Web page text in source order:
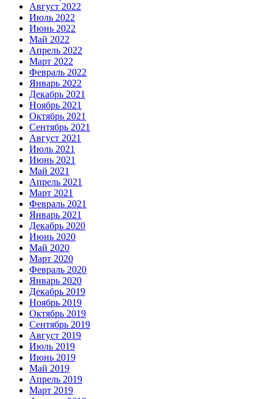
Август 2022
Июль 2022
Июнь 2022
Май 2022
Апрель 2022
Март 2022
Февраль 2022
Январь 2022
Декабрь 2021
Ноябрь 2021
Октябрь 2021
Сентябрь 2021
Август 2021
Июль 2021
Июнь 2021
Май 2021
Апрель 2021
Март 2021
Февраль 2021
Январь 2021
Декабрь 2020
Июнь 2020
Май 2020
Март 2020
Февраль 2020
Январь 2020
Декабрь 2019
Ноябрь 2019
Октябрь 2019
Сентябрь 2019
Август 2019
Июль 2019
Июнь 2019
Май 2019
Апрель 2019
Март 2019